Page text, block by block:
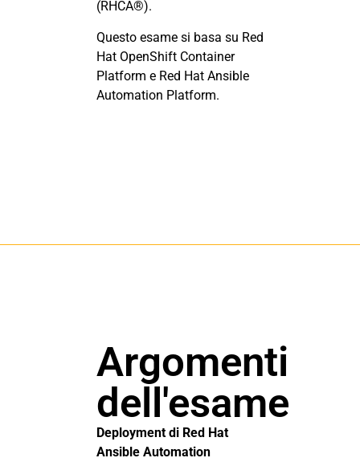
(RHCA®).
Questo esame si basa su Red
Hat OpenShift Container
Platform e Red Hat Ansible
Automation Platform.
Argomenti
dell'esame
Deployment di Red Hat
Ansible Automation